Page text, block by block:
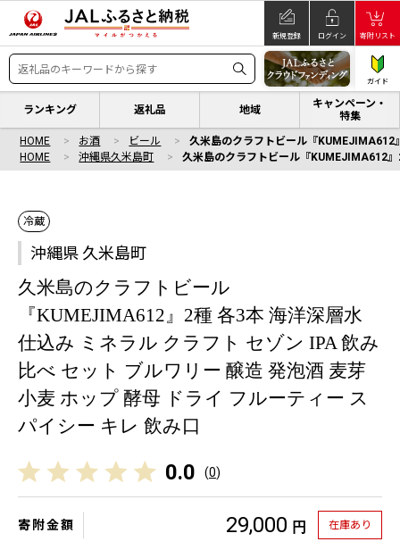
新規登録 ログイン 寄附リスト
ガイド
ランキング 返礼品 地域
キャンペーン・
特集
HOME お酒 ビール
久米島のクラフトビール『KUMEJIMA612
HOME
沖縄県久米島町 久米島のクラフトビール『KUMEJIMA612
冷蔵
沖縄県 久米島町
久米島のクラフトビール
『KUMEJIMA612』2種 各3本 海洋深層水
仕込み ミネラル クラフト セゾン IPA 飲み
比べ セット ブルワリー 醸造 発泡酒 麦芽
小麦 ホップ 酵母 ドライ フルーティー ス
パイシー キレ 飲み口
0.0 (0)
寄附金額 29,000 円 在庫あり